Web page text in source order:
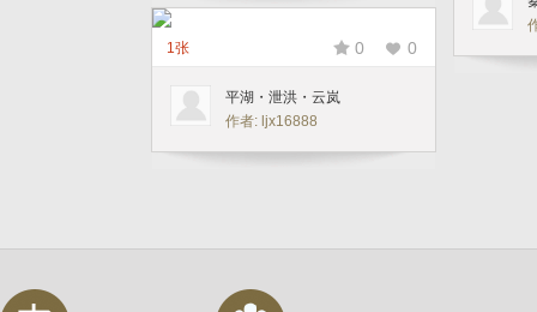
1张
0 0
平湖・泄洪・云岚
作者: ljx16888